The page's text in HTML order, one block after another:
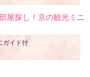
屋探し！京の観光ミニ
ガイド付